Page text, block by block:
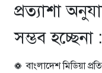
প্রত্যাশা
সম্ভব
বাংলাদেশ মিডিয়া